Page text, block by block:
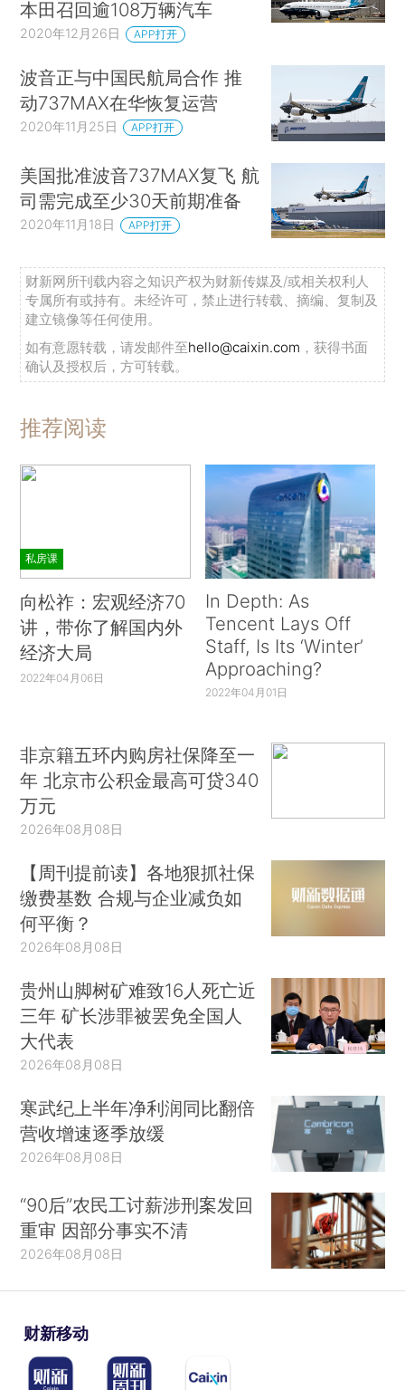
本田召回逾108万辆汽车
2020年12月26日 APP打开
波音正与中国民航局合作 推
动737MAX在华恢复运营
2020年11月25日 APP打开
美国批准波音737MAX复飞 航
司需完成至少30天前期准备
2020年11月18日 APP打开
财新网所刊载内容之知识产权为财新传媒及/或相关权利人
专属所有或持有。未经许可，禁止进行转载、摘编、复制及
建立镜像等任何使用。
如有意愿转载，请发邮件至hello@caixin.com ，获得书面
确认及授权后，方可转载。
推荐阅读
私房课
向松祚：宏观经济70
讲，带你了解国内外
经济大局
2022年04月06日
In Depth: As
Tencent Lays Off
Staff, Is Its ‘Winter’
Approaching?
2022年04月01日
非京籍五环内购房社保降至一
年 北京市公积金最高可贷340
万元
2026年08月08日
【周刊提前读】各地狠抓社保
缴费基数 合规与企业减负如
何平衡？
2026年08月08日
贵州山脚树矿难致16人死亡近
三年 矿长涉罪被罢免全国人
大代表
2026年08月08日
寒武纪上半年净利润同比翻倍
营收增速逐季放缓
2026年08月08日
“90后”农民工讨薪涉刑案发回
重审 因部分事实不清
2026年08月08日
财新移动